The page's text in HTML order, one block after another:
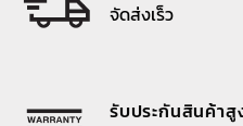
จัดส่งเร็ว
รับประกันสินค้าสู